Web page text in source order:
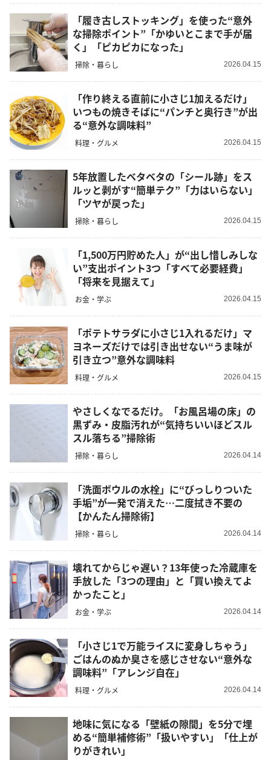
「履き古しストッキング」を使った“意外
な掃除ポイント”「かゆいとこまで手が届
く」「ピカピカになった」
掃除・暮らし 2026.04.15
「作り終える直前に小さじ1加えるだけ」
いつもの焼きそばに“パンチと奥行き”が出
る“意外な調味料”
料理・グルメ 2026.04.15
5年放置したベタベタの「シール跡」をス
ルッと剥がす“簡単テク”「力はいらない」
「ツヤが戻った」
掃除・暮らし 2026.04.15
「1,500万円貯めた人」が“出し惜しみしな
い”支出ポイント3つ「すべて必要経費」
「将来を見据えて」
お金・学ぶ 2026.04.15
「ポテトサラダに小さじ1入れるだけ」マ
ヨネーズだけでは引き出せない“うま味が
引き立つ”意外な調味料
料理・グルメ 2026.04.15
やさしくなでるだけ。「お風呂場の床」の
黒ずみ・皮脂汚れが“気持ちいいほどスル
スル落ちる”掃除術
掃除・暮らし 2026.04.14
「洗面ボウルの水栓」に“びっしりついた
手垢”が一発で消えた…二度拭き不要の
【かんたん掃除術】
掃除・暮らし 2026.04.14
壊れてからじゃ遅い？13年使った冷蔵庫を
手放した「3つの理由」と「買い換えてよ
かったこと」
お金・学ぶ 2026.04.14
「小さじ1で万能ライスに変身しちゃう」
ごはんのぬか臭さを感じさせない“意外な
調味料”「アレンジ自在」
料理・グルメ 2026.04.14
地味に気になる「壁紙の隙間」を5分で埋
める“簡単補修術”「扱いやすい」「仕上が
りがきれい」